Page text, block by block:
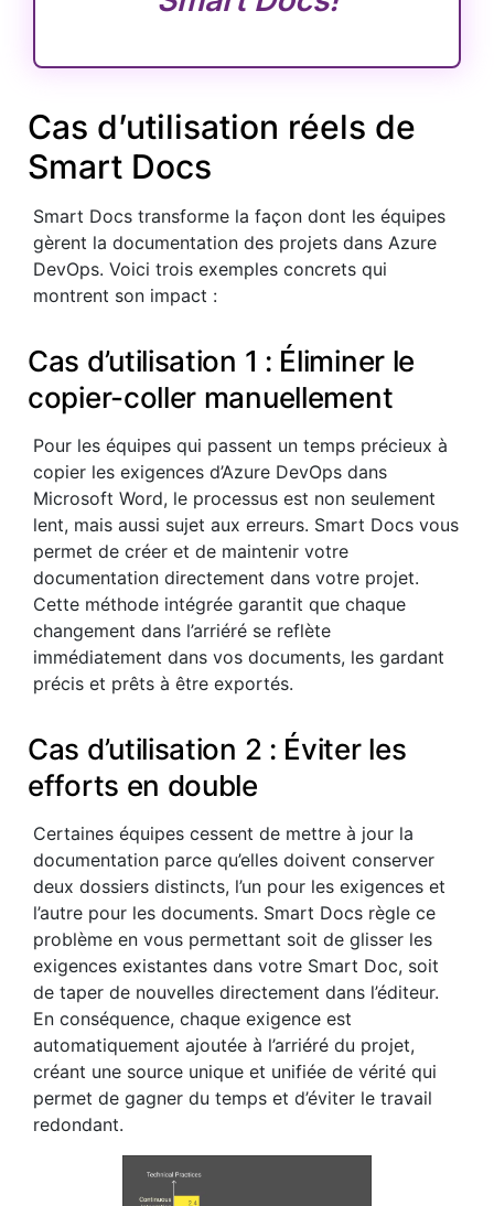
Cas d’utilisation réels de
Smart Docs
Smart Docs transforme la façon dont les équipes
gèrent la documentation des projets dans Azure
DevOps. Voici trois exemples concrets qui
montrent son impact :
Cas d’utilisation 1 : Éliminer le
copier-coller manuellement
Pour les équipes qui passent un temps précieux à
copier les exigences d’Azure DevOps dans
Microsoft Word, le processus est non seulement
lent, mais aussi sujet aux erreurs. Smart Docs vous
permet de créer et de maintenir votre
documentation directement dans votre projet.
Cette méthode intégrée garantit que chaque
changement dans l’arriéré se reflète
immédiatement dans vos documents, les gardant
précis et prêts à être exportés.
Cas d’utilisation 2 : Éviter les
efforts en double
Certaines équipes cessent de mettre à jour la
documentation parce qu’elles doivent conserver
deux dossiers distincts, l’un pour les exigences et
l’autre pour les documents. Smart Docs règle ce
problème en vous permettant soit de glisser les
exigences existantes dans votre Smart Doc, soit
de taper de nouvelles directement dans l’éditeur.
En conséquence, chaque exigence est
automatiquement ajoutée à l’arriéré du projet,
créant une source unique et unifiée de vérité qui
permet de gagner du temps et d’éviter le travail
redondant.